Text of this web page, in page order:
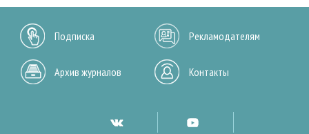
Подписка Рекламодателям
Архив журналов Контакты